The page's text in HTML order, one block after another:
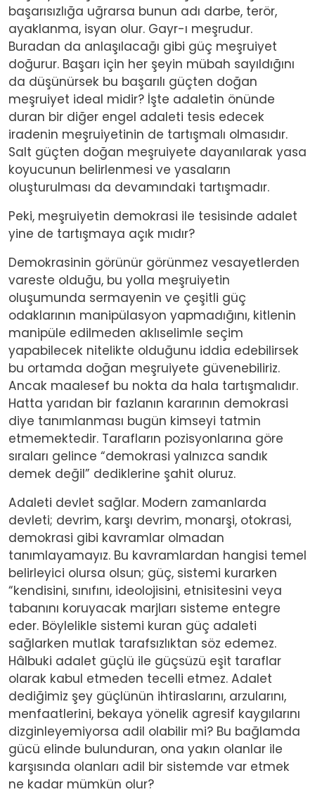
başarısızlığa uğrarsa bunun adı darbe, terör,
ayaklanma, isyan olur. Gayr-ı meşrudur.
Buradan da anlaşılacağı gibi güç meşruiyet
doğurur. Başarı için her şeyin mübah sayıldığını
da düşünürsek bu başarılı güçten doğan
meşruiyet ideal midir? İşte adaletin önünde
duran bir diğer engel adaleti tesis edecek
iradenin meşruiyetinin de tartışmalı olmasıdır.
Salt güçten doğan meşruiyete dayanılarak yasa
koyucunun belirlenmesi ve yasaların
oluşturulması da devamındaki tartışmadır.
Peki, meşruiyetin demokrasi ile tesisinde adalet
yine de tartışmaya açık mıdır?
Demokrasinin görünür görünmez vesayetlerden
vareste olduğu, bu yolla meşruiyetin
oluşumunda sermayenin ve çeşitli güç
odaklarının manipülasyon yapmadığını, kitlenin
manipüle edilmeden aklıselimle seçim
yapabilecek nitelikte olduğunu iddia edebilirsek
bu ortamda doğan meşruiyete güvenebiliriz.
Ancak maalesef bu nokta da hala tartışmalıdır.
Hatta yarıdan bir fazlanın kararının demokrasi
diye tanımlanması bugün kimseyi tatmin
etmemektedir. Tarafların pozisyonlarına göre
sıraları gelince “demokrasi yalnızca sandık
demek değil” dediklerine şahit oluruz.
Adaleti devlet sağlar. Modern zamanlarda
devleti; devrim, karşı devrim, monarşi, otokrasi,
demokrasi gibi kavramlar olmadan
tanımlayamayız. Bu kavramlardan hangisi temel
belirleyici olursa olsun; güç, sistemi kurarken
“kendisini, sınıfını, ideolojisini, etnisitesini veya
tabanını koruyacak marjları sisteme entegre
eder. Böylelikle sistemi kuran güç adaleti
sağlarken mutlak tarafsızlıktan söz edemez.
Hâlbuki adalet güçlü ile güçsüzü eşit taraflar
olarak kabul etmeden tecelli etmez. Adalet
dediğimiz şey güçlünün ihtiraslarını, arzularını,
menfaatlerini, bekaya yönelik agresif kaygılarını
dizginleyemiyorsa adil olabilir mi? Bu bağlamda
gücü elinde bulunduran, ona yakın olanlar ile
karşısında olanları adil bir sistemde var etmek
ne kadar mümkün olur?